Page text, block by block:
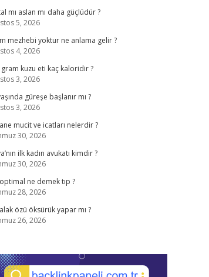
mı aslan mı daha güçlüdür ?
5, 2026
mezhebi yoktur ne anlama gelir ?
4, 2026
gram kuzu eti kaç kaloridir ?
3, 2026
güreşe başlanır mı ?
3, 2026
mucit ve icatları nelerdir ?
30, 2026
ilk kadın avukatı kimdir ?
30, 2026
ne demek tıp ?
28, 2026
özü öksürük yapar mı ?
26, 2026